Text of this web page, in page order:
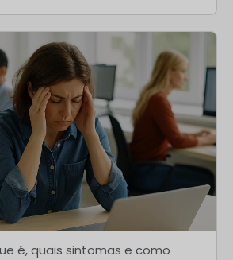
é, quais sintomas e como